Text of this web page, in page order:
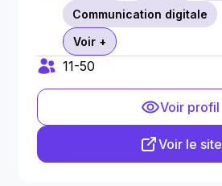
Communication digitale
Voir +
11-50
Voir profil
Voir le site